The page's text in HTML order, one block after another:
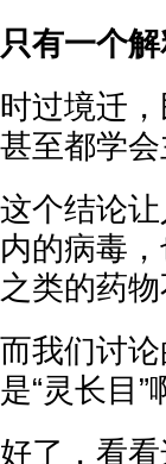
只有一个
时过境迁
甚至都学
这个结论
内的病毒
之类的药
而我们讨
是“灵长目
好了，看